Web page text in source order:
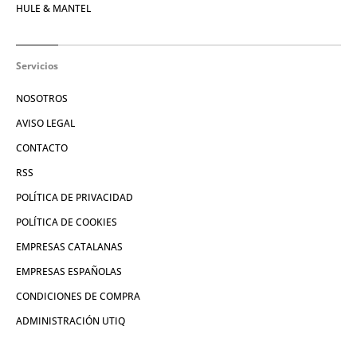
HULE & MANTEL
Servicios
NOSOTROS
AVISO LEGAL
CONTACTO
RSS
POLÍTICA DE PRIVACIDAD
POLÍTICA DE COOKIES
EMPRESAS CATALANAS
EMPRESAS ESPAÑOLAS
CONDICIONES DE COMPRA
ADMINISTRACIÓN UTIQ